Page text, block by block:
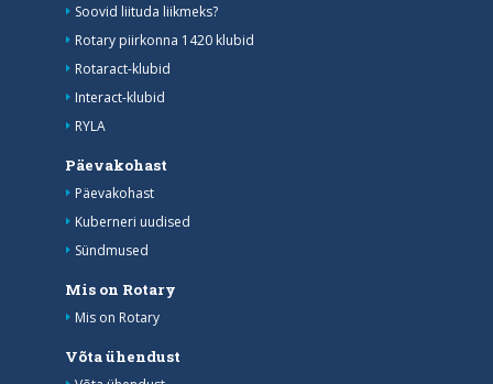
Soovid liituda liikmeks?
Rotary piirkonna 1420 klubid
Rotaract-klubid
Interact-klubid
RYLA
Päevakohast
Päevakohast
Kuberneri uudised
Sündmused
Mis on Rotary
Mis on Rotary
Võta ühendust